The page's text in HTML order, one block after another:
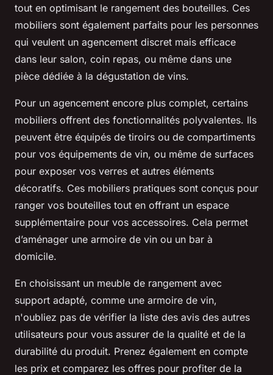
tout en optimisant le rangement des bouteilles. Ces
mobiliers sont également parfaits pour les personnes
qui veulent un agencement discret mais efficace
dans leur salon, coin repas, ou même dans une
pièce dédiée à la dégustation de vins.
Pour un agencement encore plus complet, certains
mobiliers offrent des fonctionnalités polyvalentes. Ils
peuvent être équipés de tiroirs ou de compartiments
pour vos équipements de vin, ou même de surfaces
pour exposer vos verres et autres éléments
décoratifs. Ces mobiliers pratiques sont conçus pour
ranger vos bouteilles tout en offrant un espace
supplémentaire pour vos accessoires. Cela permet
d’aménager une armoire de vin ou un bar à
domicile.
En choisissant un meuble de rangement avec
support adapté, comme une armoire de vin,
n'oubliez pas de vérifier la liste des avis des autres
utilisateurs pour vous assurer de la qualité et de la
durabilité du produit. Prenez également en compte
les prix et comparez les offres pour profiter de la